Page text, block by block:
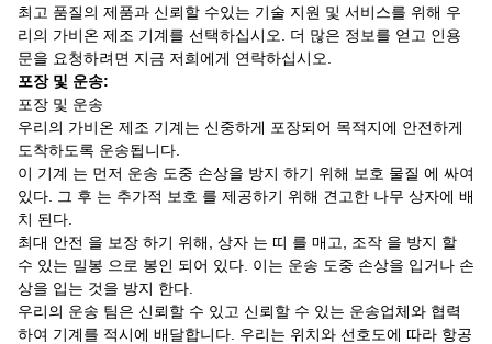
최고 품질의 제품과 신뢰할 수있는 기술 지원 및 서비스를 위해 우
리의 가비온 제조 기계를 선택하십시오. 더 많은 정보를 얻고 인용
문을 요청하려면 지금 저희에게 연락하십시오.
포장 및 운송:
포장 및 운송
우리의 가비온 제조 기계는 신중하게 포장되어 목적지에 안전하게
도착하도록 운송됩니다.
이 기계 는 먼저 운송 도중 손상을 방지 하기 위해 보호 물질 에 싸여
있다. 그 후 는 추가적 보호 를 제공하기 위해 견고한 나무 상자에 배
치 된다.
최대 안전 을 보장 하기 위해, 상자 는 띠 를 매고, 조작 을 방지 할
수 있는 밀봉 으로 봉인 되어 있다. 이는 운송 도중 손상을 입거나 손
상을 입는 것을 방지 한다.
우리의 운송 팀은 신뢰할 수 있고 신뢰할 수 있는 운송업체와 협력
하여 기계를 적시에 배달합니다. 우리는 위치와 선호도에 따라 항공